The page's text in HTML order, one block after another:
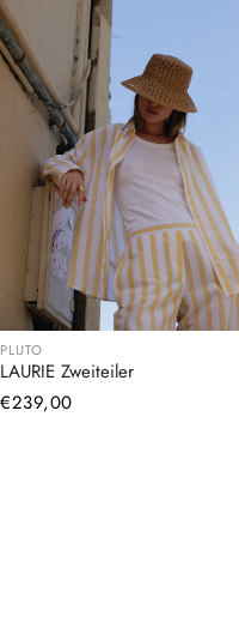
PLUTO
LAURIE Zweiteiler
Normaler
€239,00